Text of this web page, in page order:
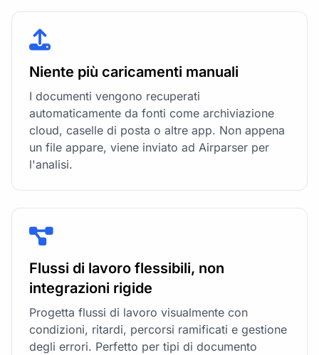
Niente più caricamenti manuali
I documenti vengono recuperati
automaticamente da fonti come archiviazione
cloud, caselle di posta o altre app. Non appena
un file appare, viene inviato ad Airparser per
l'analisi.
Flussi di lavoro flessibili, non
integrazioni rigide
Progetta flussi di lavoro visualmente con
condizioni, ritardi, percorsi ramificati e gestione
degli errori. Perfetto per tipi di documento